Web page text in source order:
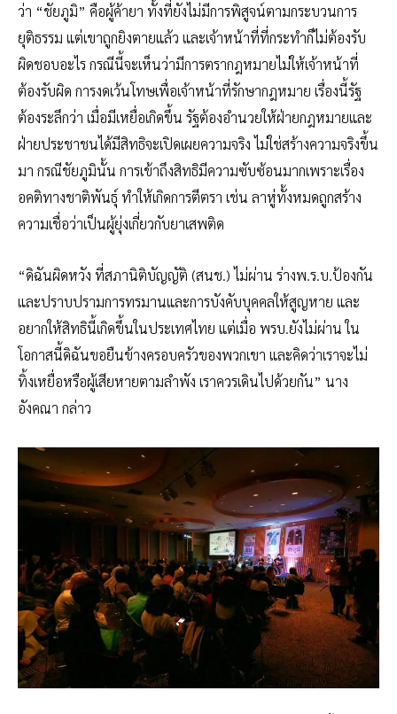
ว่า “ชัยภูมิ” คือผู้ค้ายา ทั้งที่ยังไม่มีการพิสูจน์ตามกระบวนการ
ยุติธรรม แต่เขาถูกยิงตายแล้ว และเจ้าหน้าที่ที่กระทำก็ไม่ต้องรับ
ผิดชอบอะไร กรณีนี้จะเห็นว่ามีการตรากฎหมายไม่ให้เจ้าหน้าที่
ต้องรับผิด การงดเว้นโทษเพื่อเจ้าหน้าที่รักษากฎหมาย เรื่องนี้รัฐ
ต้องระลึกว่า เมื่อมีเหยื่อเกิดขึ้น รัฐต้องอำนวยให้ฝ่ายกฎหมายและ
ฝ่ายประชาชนได้มีสิทธิจะเปิดเผยความจริง ไม่ใช่สร้างความจริงขึ้น
มา กรณีชัยภูมินั้น การเข้าถึงสิทธิมีความซับซ้อนมากเพราะเรื่อง
อคติทางชาติพันธุ์ ทำให้เกิดการตีตรา เช่น ลาหู่ทั้งหมดถูกสร้าง
ความเชื่อว่าเป็นผู้ยุ่งเกี่ยวกับยาเสพติด
“ดิฉันผิดหวัง ที่สภานิติบัญญัติ (สนช.) ไม่ผ่าน ร่างพ.ร.บ.ป้องกัน
และปราบปรามการทรมานและการบังคับบุคคลให้สูญหาย และ
อยากให้สิทธินี้เกิดขึ้นในประเทศไทย แต่เมื่อ พรบ.ยังไม่ผ่าน ใน
โอกาสนี้ดิฉันขอยืนข้างครอบครัวของพวกเขา และคิดว่าเราจะไม่
ทิ้งเหยื่อหรือผู้เสียหายตามลำพัง เราควรเดินไปด้วยกัน” นาง
อังคณา กล่าว